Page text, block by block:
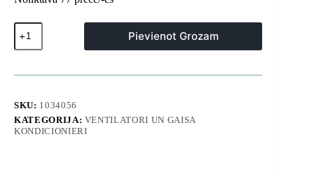
Mini
portatīvais
ventilators
aukliņu
melns
daudzums
Pievienot Grozam
SKU: 1034056
KATEGORIJA: VENTILATORI UN GAISA
KONDICIONIERI